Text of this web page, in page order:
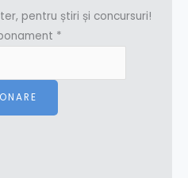
pentru știri și concursuri!
*